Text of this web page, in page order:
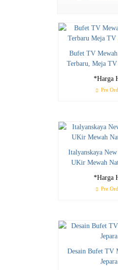
Bufet TV
Terbaru, Meja
*Harga
Pre
Italyanskaya
UKir Mewah
*Harga
Pre
Desain Bufet TV